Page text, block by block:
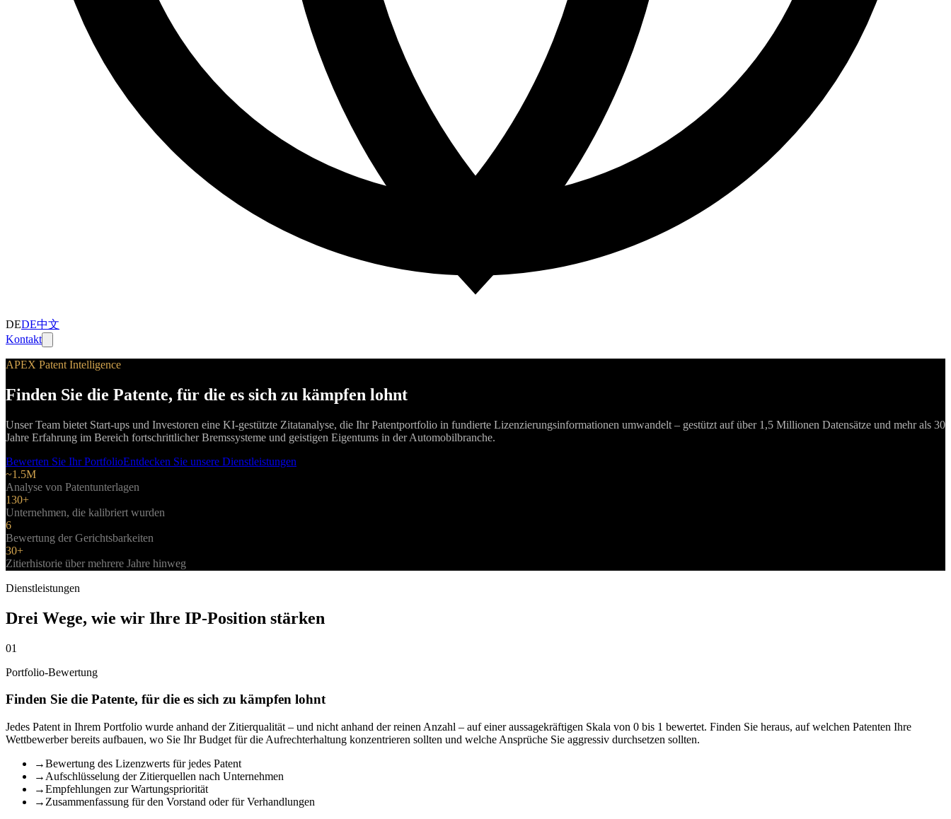
DEDE中文
Kontakt
APEX Patent Intelligence
Finden Sie die Patente, für die es sich zu kämpfen lohnt
Unser Team bietet Start-ups und Investoren eine KI-gestützte Zitatanalyse, die Ihr Patentportfolio in fundierte Lizenzierungsinformationen umwandelt – gestützt auf über 1,5 Millionen Datensätze und mehr als 30
Jahre Erfahrung im Bereich fortschrittlicher Bremssysteme und geistigen Eigentums in der Automobilbranche.
Bewerten Sie Ihr PortfolioEntdecken Sie unsere Dienstleistungen
~1.5M
Analyse von Patentunterlagen
130+
Unternehmen, die kalibriert wurden
6
Bewertung der Gerichtsbarkeiten
30+
Zitierhistorie über mehrere Jahre hinweg
Dienstleistungen
Drei Wege, wie wir Ihre IP-Position stärken
01
Portfolio-Bewertung
Finden Sie die Patente, für die es sich zu kämpfen lohnt
Jedes Patent in Ihrem Portfolio wurde anhand der Zitierqualität – und nicht anhand der reinen Anzahl – auf einer aussagekräftigen Skala von 0 bis 1 bewertet. Finden Sie heraus, auf welchen Patenten Ihre
Wettbewerber bereits aufbauen, wo Sie Ihr Budget für die Aufrechterhaltung konzentrieren sollten und welche Ansprüche Sie aggressiv durchsetzen sollten.
→Bewertung des Lizenzwerts für jedes Patent
→ Aufschlüsselung der Zitierquellen nach Unternehmen
→Empfehlungen zur Wartungspriorität
→ Zusammenfassung für den Vorstand oder für Verhandlungen